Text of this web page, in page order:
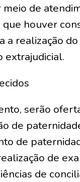
de
que houver
a realização do
extrajudicial.
serão
de
de
de
de